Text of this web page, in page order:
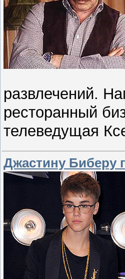
развлечений.
ресторанный
телеведущая
Джастину Биберу